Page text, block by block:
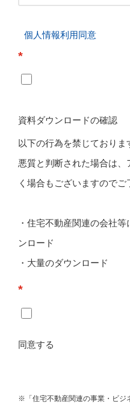
個人情報利用同意
*
資料ダウンロードの確認
以下の行為を禁じておりま
悪質と判断された場合は
く場合もございますのでご
・住宅不動産関連の会社
ンロード
・大量のダウンロード
*
同意する
※「住宅不動産関連の事業・ビジ